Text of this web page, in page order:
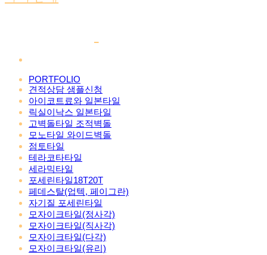
PORTFOLIO
견적상담 샘플신청
아이코트료와 일본타일
릭실이낙스 일본타일
고벽돌타일 조적벽돌
모노타일 와이드벽돌
점토타일
테라코타타일
세라믹타일
포세린타일18T20T
페데스탈(업텍, 페이그란)
자기질 포세린타일
모자이크타일(정사각)
모자이크타일(직사각)
모자이크타일(다각)
모자이크타일(유리)